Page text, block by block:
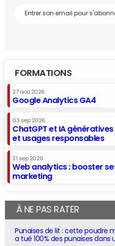
FORMATIONS
27 aoû 2026
Google Analytics GA4
03 sep 2026
ChatGPT et IA
et usages responsables
21 sep 2026
Web analytics : booster
marketing
À NE PAS RATER
Punaises de lit : cette poudre
a tué 100% des punaises dans